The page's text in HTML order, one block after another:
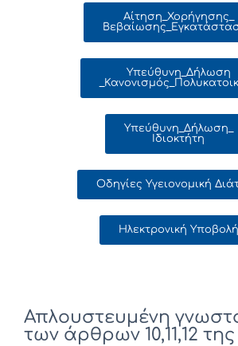
Aίτηση_Χορήγησης_
Υπεύθυνη_Δήλωση
Υπεύθυνη_Δήλωση_
Ιδιοκτήτη
Οδηγίες Υγειονομική
Ηλεκτρονική Υποβολή
Απλουστευμένη
των άρθρων 10,11,12